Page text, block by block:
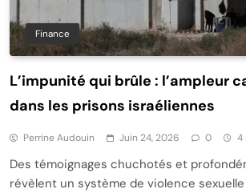
Finance
L’impunité qui brûle : l’ampleur
dans les prisons israéliennes
Perrine Audouin Juin 24, 2026 0 4
Des témoignages chuchotés et
révèlent un système de violence